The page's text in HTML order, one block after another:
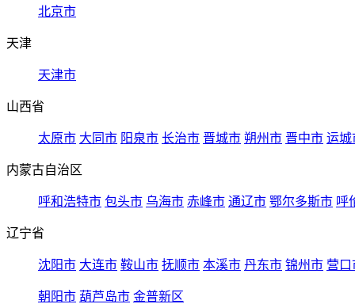
北京市
天津
天津市
山西省
太原市 大同市 阳泉市 长治市 晋城市 朔州市 晋中市 运城
内蒙古自治区
呼和浩特市 包头市 乌海市 赤峰市 通辽市 鄂尔多斯市 呼
辽宁省
沈阳市 大连市 鞍山市 抚顺市 本溪市 丹东市 锦州市 营口
朝阳市 葫芦岛市 金普新区